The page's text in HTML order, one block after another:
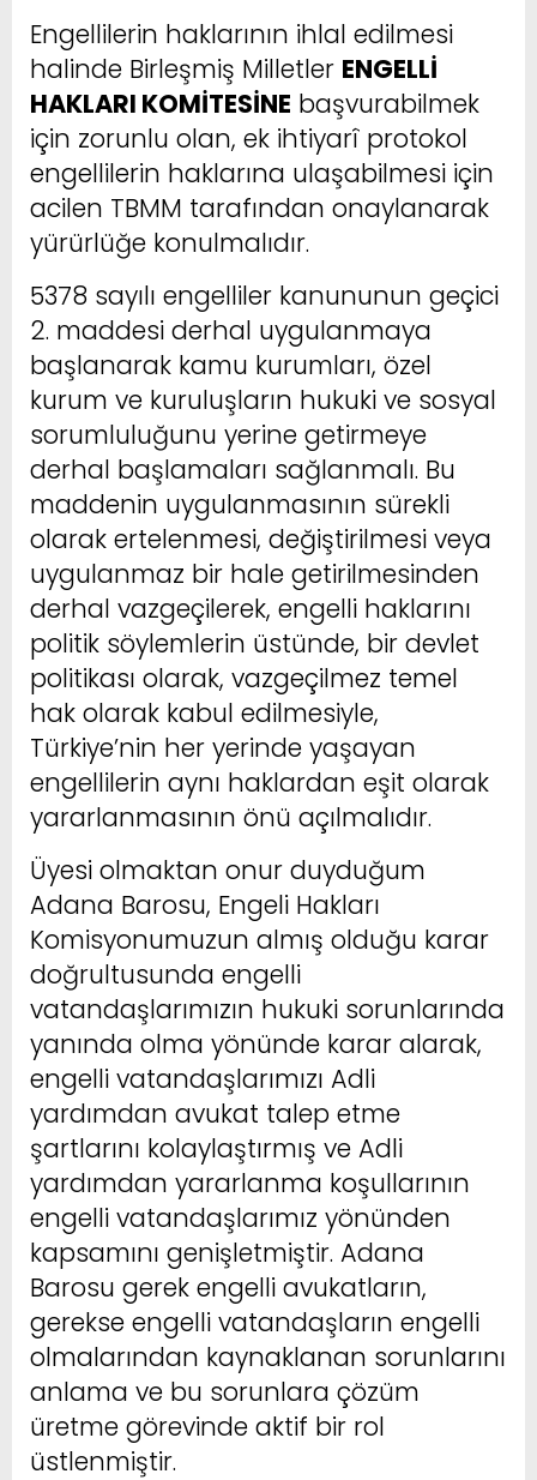
Engellilerin haklarının ihlal edilmesi
halinde Birleşmiş Milletler ENGELLİ
HAKLARI KOMİTESİNE başvurabilmek
için zorunlu olan, ek ihtiyarî protokol
engellilerin haklarına ulaşabilmesi için
acilen TBMM tarafından onaylanarak
yürürlüğe konulmalıdır.
5378 sayılı engelliler kanununun geçici
2. maddesi derhal uygulanmaya
başlanarak kamu kurumları, özel
kurum ve kuruluşların hukuki ve sosyal
sorumluluğunu yerine getirmeye
derhal başlamaları sağlanmalı. Bu
maddenin uygulanmasının sürekli
olarak ertelenmesi, değiştirilmesi veya
uygulanmaz bir hale getirilmesinden
derhal vazgeçilerek, engelli haklarını
politik söylemlerin üstünde, bir devlet
politikası olarak, vazgeçilmez temel
hak olarak kabul edilmesiyle,
Türkiye’nin her yerinde yaşayan
engellilerin aynı haklardan eşit olarak
yararlanmasının önü açılmalıdır.
Üyesi olmaktan onur duyduğum
Adana Barosu, Engeli Hakları
Komisyonumuzun almış olduğu karar
doğrultusunda engelli
vatandaşlarımızın hukuki sorunlarında
yanında olma yönünde karar alarak,
engelli vatandaşlarımızı Adli
yardımdan avukat talep etme
şartlarını kolaylaştırmış ve Adli
yardımdan yararlanma koşullarının
engelli vatandaşlarımız yönünden
kapsamını genişletmiştir. Adana
Barosu gerek engelli avukatların,
gerekse engelli vatandaşların engelli
olmalarından kaynaklanan sorunlarını
anlama ve bu sorunlara çözüm
üretme görevinde aktif bir rol
üstlenmiştir.